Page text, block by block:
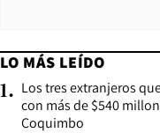
LO MÁS LEÍDO
1. Los tres extranjeros
con más de $540
Coquimbo